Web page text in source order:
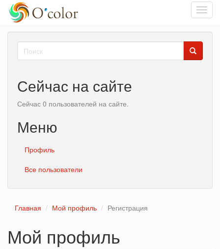
основному
Форма
поиска
Сейчас на сайте
Сейчас 0 пользователей на сайте.
Меню
Профиль
Все пользователи
Главная Мой профиль Регистрация
Мой профиль